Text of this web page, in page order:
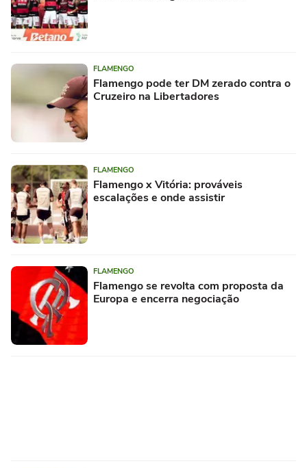
FLAMENGO
Flamengo pode ter DM zerado contra o
Cruzeiro na Libertadores
FLAMENGO
Flamengo x Vitória: prováveis
escalações e onde assistir
FLAMENGO
Flamengo se revolta com proposta da
Europa e encerra negociação